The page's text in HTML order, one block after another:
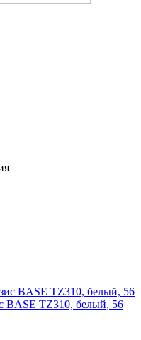
BASE TZ310, белый, 56